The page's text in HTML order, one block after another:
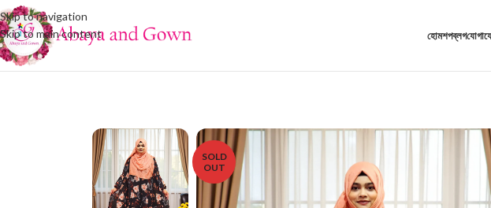
Skip to navigation
Skip to main content
হোমশপব্লগ
SOLD
OUT